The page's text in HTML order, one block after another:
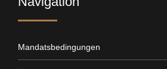
Mandatsbedingungen